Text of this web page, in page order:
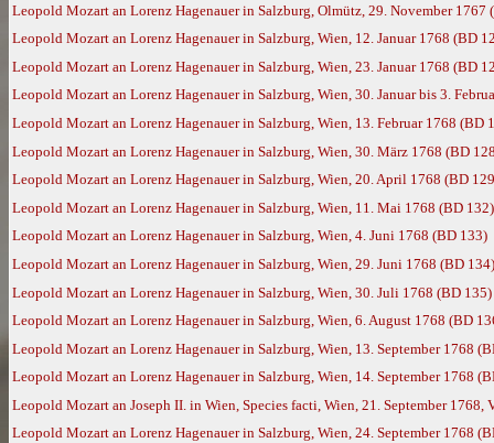
Leopold Mozart an Lorenz Hagenauer in Salzburg, Olmütz, 29. November 1767
Leopold Mozart an Lorenz Hagenauer in Salzburg, Wien, 12. Januar 1768 (BD
Leopold Mozart an Lorenz Hagenauer in Salzburg, Wien, 23. Januar 1768 (BD
Leopold Mozart an Lorenz Hagenauer in Salzburg, Wien, 30. Januar bis 3.
Leopold Mozart an Lorenz Hagenauer in Salzburg, Wien, 13. Februar 1768 (BD
Leopold Mozart an Lorenz Hagenauer in Salzburg, Wien, 30. März 1768 (BD
Leopold Mozart an Lorenz Hagenauer in Salzburg, Wien, 20. April 1768 (BD
Leopold Mozart an Lorenz Hagenauer in Salzburg, Wien, 11. Mai 1768 (BD 132)
Leopold Mozart an Lorenz Hagenauer in Salzburg, Wien, 4. Juni 1768 (BD 133)
Leopold Mozart an Lorenz Hagenauer in Salzburg, Wien, 29. Juni 1768 (BD 134)
Leopold Mozart an Lorenz Hagenauer in Salzburg, Wien, 30. Juli 1768 (BD 135)
Leopold Mozart an Lorenz Hagenauer in Salzburg, Wien, 6. August 1768 (BD
Leopold Mozart an Lorenz Hagenauer in Salzburg, Wien, 13. September 1768
Leopold Mozart an Lorenz Hagenauer in Salzburg, Wien, 14. September 1768
Leopold Mozart an Joseph II. in Wien, Species facti, Wien, 21. September 1768,
Leopold Mozart an Lorenz Hagenauer in Salzburg, Wien, 24. September 1768